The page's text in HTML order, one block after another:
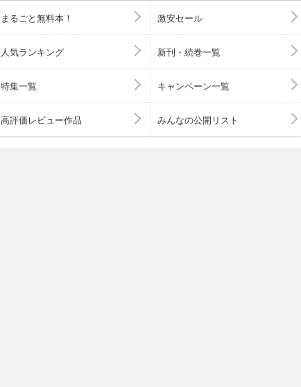
ろしSS付き】 やり込んだ乙女ゲームの悪役モブですが、断
真っ当に生きます4【電子書籍限定書き下ろしSS付き】 や
ームの悪役モブですが、断罪は嫌なので真っ当に生きます5
定書き下ろしSS付き】 やり込んだ乙女ゲームの悪役モブで
嫌なので真っ当に生きます6【電子書籍限定書き下ろしSS
だ乙女ゲームの悪役モブですが、断罪は嫌なので真っ当に
子書籍限定書き下ろしSS付き】 やり込んだ乙女ゲームの
が、断罪は嫌なので真っ当に生きます8【電子書籍限定書
き】 やり込んだ乙女ゲームの悪役モブですが、断罪は嫌な
きます9【電子書籍限定書き下ろしSS付き】 やり込んだ乙
モブですが、断罪は嫌なので真っ当に生きます10【電子書
まるごと無料本！ 激安セール
人気ランキング 新刊・続巻一覧
特集一覧 キャンペーン一覧
高評価レビュー作品 みんなの公開リスト